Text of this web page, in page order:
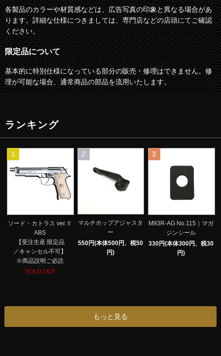
各製品のカラーや材質感などは、広告写真の印象と異なる場合があ
ります。詳細な仕様につきましては、専門店などの店頭にてご確認
ください。
限定品について
基本的に特別仕様になっている部分の販売・修理はできません。修
理が可能な場合、通常商品の部品を流用いたします。
ランキング
1
ソード・カトラス ver.Ⅱ
ABS
【受注生産 限定品
／キャンセル不可】
※商品説明ご必読
SOLD OUT
2
マルチホップアジャスタ
ー
550円(本体500円、税50
円)
3
M93R-AG No.115｜マガ
ジンシール
330円(本体300円、税30
円)
もっと見る